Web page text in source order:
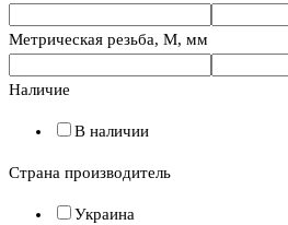
Метрическая резьба, М, мм
Наличие
В наличии
Страна производитель
Украина